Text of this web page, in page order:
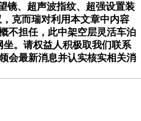
镜、超声波指纹、超强设置装
克而瑞对利用本文章中内容
不担任，此中架空层灵活车泊
。请权益人积极取我们联系
会最新消息并认实核实相关消